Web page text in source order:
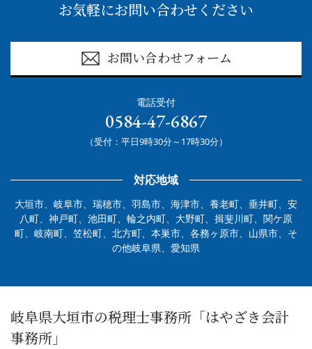
お気軽にお問い合わせください
お問い合わせフォーム
電話受付
0584-47-6867
（受付：平日9時30分～17時30分）
対応地域
大垣市、岐阜市、瑞穂市、羽島市、海津市、養老町、垂井町、安
八町、神戸町、池田町、輪之内町、大野町、揖斐川町、関ケ原
町、岐南町、笠松町、北方町、本巣市、各務ヶ原市、山県市、そ
の他岐阜県、愛知県
岐阜県大垣市の税理士事務所「はやざき会計
事務所」